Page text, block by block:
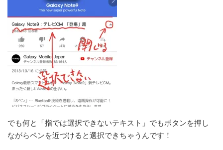
でも何と「指では選択できないテキスト」でもボタンを押し
ながらペンを近づけると選択できちゃうんです！